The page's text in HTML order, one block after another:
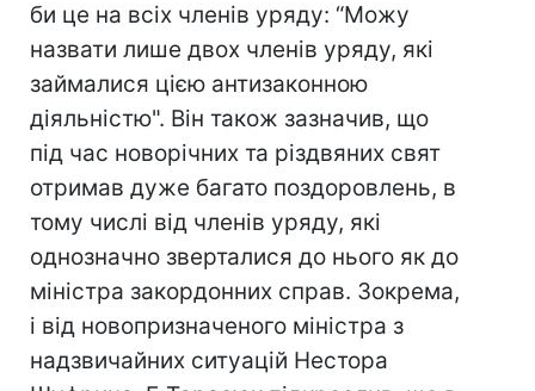
би це на всіх членів уряду: “Можу
назвати лише двох членів уряду, які
займалися цією антизаконною
діяльністю". Він також зазначив, що
під час новорічних та різдвяних свят
отримав дуже багато поздоровлень, в
тому числі від членів уряду, які
однозначно зверталися до нього як до
міністра закордонних справ. Зокрема,
і від новопризначеного міністра з
надзвичайних ситуацій Нестора